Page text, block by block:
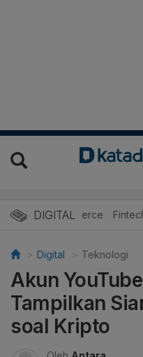
DIGITAL
E-Commerce
Digital Teknologi
Akun
Tampilkan
soal Kripto